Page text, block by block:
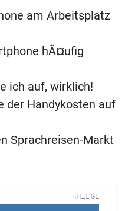
am Arbeitsplatz
hÃ¤ufig
ich auf, wirklich!
der Handykosten auf
Sprachreisen-Markt
ANZEIGE